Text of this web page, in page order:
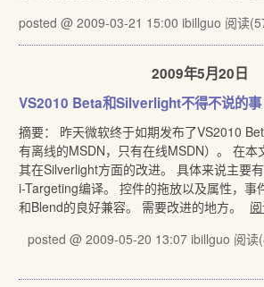
posted @ 2009-03-21 15:00 ibillguo 阅读
2009年5月20日
VS2010 Beta和Silverlight不得不说的事
摘要： 昨天微软终于如期发布了VS2010
有离线的MSDN，只有在线MSDN）。 在本
其在Silverlight方面的改进。 具体来说主要
i-Targeting编译。 控件的拖放以及属性，事
和Blend的良好兼容。 需要改进的地方。
posted @ 2009-05-20 13:07 ibillguo 阅读